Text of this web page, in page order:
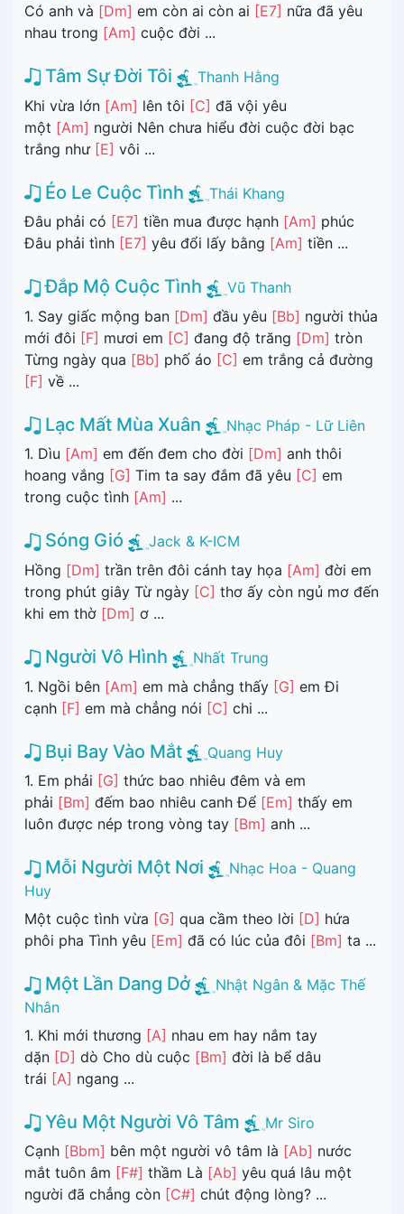
Có anh và [Dm] em còn ai còn ai [E7] nữa đã yêu
nhau trong [Am] cuộc đời ...
Tâm Sự Đời Tôi
Thanh Hằng
Khi vừa lớn [Am] lên tôi [C] đã vội yêu
một [Am] người Nên chưa hiểu đời cuộc đời bạc
trắng như [E] vôi ...
Éo Le Cuộc Tình
Thái Khang
Đâu phải có [E7] tiền mua được hạnh [Am] phúc
Đâu phải tình [E7] yêu đổi lấy bằng [Am] tiền ...
Đắp Mộ Cuộc Tình
Vũ Thanh
1. Say giấc mộng ban [Dm] đầu yêu [Bb] người thủa
mới đôi [F] mươi em [C] đang độ trăng [Dm] tròn
Từng ngày qua [Bb] phố áo [C] em trắng cả đường
[F] về ...
Lạc Mất Mùa Xuân
Nhạc Pháp - Lữ Liên
1. Dìu [Am] em đến đem cho đời [Dm] anh thôi
hoang vắng [G] Tim ta say đắm đã yêu [C] em
trong cuộc tình [Am] ...
Sóng Gió
Jack & K-ICM
Hồng [Dm] trần trên đôi cánh tay họa [Am] đời em
trong phút giây Từ ngày [C] thơ ấy còn ngủ mơ đến
khi em thờ [Dm] ơ ...
Người Vô Hình
Nhất Trung
1. Ngồi bên [Am] em mà chẳng thấy [G] em Đi
cạnh [F] em mà chẳng nói [C] chi ...
Bụi Bay Vào Mắt
Quang Huy
1. Em phải [G] thức bao nhiêu đêm và em
phải [Bm] đếm bao nhiêu canh Để [Em] thấy em
luôn được nép trong vòng tay [Bm] anh ...
Mỗi Người Một Nơi
Nhạc Hoa - Quang
Huy
Một cuộc tình vừa [G] qua cầm theo lời [D] hứa
phôi pha Tình yêu [Em] đã có lúc của đôi [Bm] ta ...
Một Lần Dang Dở
Nhật Ngân & Mặc Thế
Nhân
1. Khi mới thương [A] nhau em hay nắm tay
dặn [D] dò Cho dù cuộc [Bm] đời là bể dâu
trái [A] ngang ...
Yêu Một Người Vô Tâm
Mr Siro
Cạnh [Bbm] bên một người vô tâm là [Ab] nước
mắt tuôn âm [F#] thầm Là [Ab] yêu quá lâu một
người đã chẳng còn [C#] chút động lòng? ...